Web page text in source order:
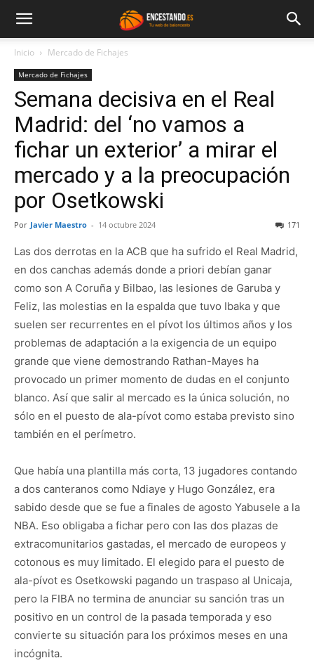
Inicio Mercado de Fichajes
Mercado de Fichajes
Semana decisiva en el Real
Madrid: del ‘no vamos a
fichar un exterior’ a mirar el
mercado y a la preocupación
por Osetkowski
Por Javier Maestro - 14 octubre 2024 171
Las dos derrotas en la ACB que ha sufrido el Real Madrid,
en dos canchas además donde a priori debían ganar
como son A Coruña y Bilbao, las lesiones de Garuba y
Feliz, las molestias en la espalda que tuvo Ibaka y que
suelen ser recurrentes en el pívot los últimos años y los
problemas de adaptación a la exigencia de un equipo
grande que viene demostrando Rathan-Mayes ha
provocado un primer momento de dudas en el conjunto
blanco. Así que salir al mercado es la única solución, no
sólo en el puesto de ala-pívot como estaba previsto sino
también en el perímetro.
Que había una plantilla más corta, 13 jugadores contando
a dos canteranos como Ndiaye y Hugo González, era
sabido desde que se fue a finales de agosto Yabusele a la
NBA. Eso obligaba a fichar pero con las dos plazas de
extracomunitarios gastadas, el mercado de europeos y
cotonous es muy limitado. El elegido para el puesto de
ala-pívot es Osetkowski pagando un traspaso al Unicaja,
pero la FIBA no termina de anunciar su sanción tras un
positivo en un control de la pasada temporada y eso
convierte su situación para los próximos meses en una
incógnita.